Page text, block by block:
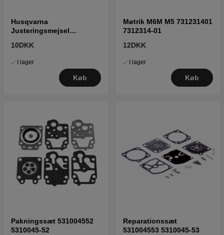
Husqvarna
Justeringsmejsel
10DKK
I lager
Køb
Møtrik M6M M5 731231401
7312314-01
12DKK
I lager
Køb
Pakningssæt 531004552
5310045-52
Reparationssæt
531004553 5310045-53